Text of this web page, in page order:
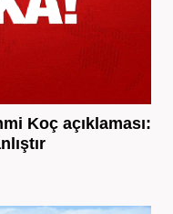
Koç açıklaması: